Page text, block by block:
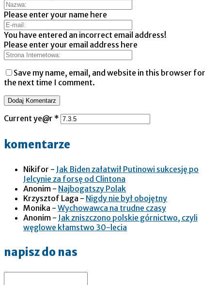
Please enter your name here
You have entered an incorrect email address!
Please enter your email address here
Save my name, email, and website in this browser for
the next time I comment.
Current ye@r *
komentarze
Nikifor - Jak Biden załatwił Putinowi sukcesję po
Jelcynie za forsę od Clintona
Anonim - Najbogatszy Polak
Krzysztof Laga - Nigdy nie był obojętny
Monika - Wychowawca na trudne czasy
Anonim - Jak zniszczono polskie górnictwo, czyli
węglowe kłamstwo 30-lecia
napisz do nas